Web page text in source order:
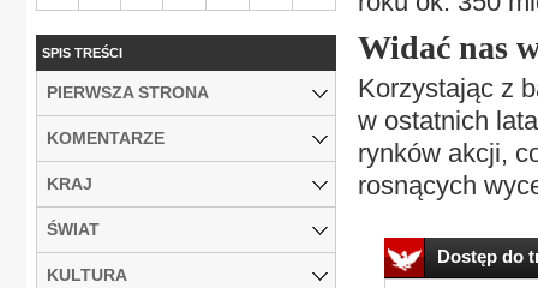
Widać nas
Korzystając z
w ostatnich
rynków akcji,
rosnących
Dostęp do
SPIS TREŚCI
PIERWSZA STRONA
KOMENTARZE
KRAJ
ŚWIAT
KULTURA